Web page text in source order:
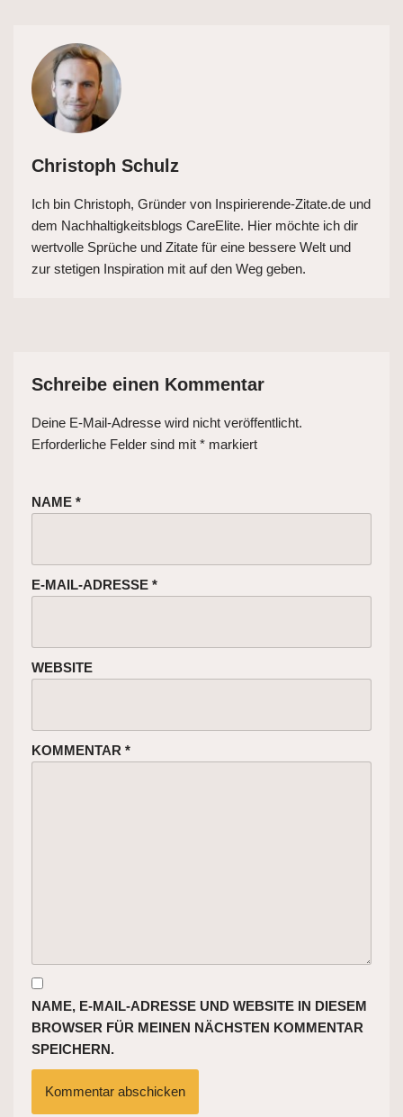
Christoph Schulz
Ich bin Christoph, Gründer von Inspirierende-Zitate.de und
dem Nachhaltigkeitsblogs CareElite. Hier möchte ich dir
wertvolle Sprüche und Zitate für eine bessere Welt und
zur stetigen Inspiration mit auf den Weg geben.
Schreibe einen Kommentar
Deine E-Mail-Adresse wird nicht veröffentlicht.
Erforderliche Felder sind mit * markiert
NAME *
E-MAIL-ADRESSE *
WEBSITE
KOMMENTAR *
NAME, E-MAIL-ADRESSE UND WEBSITE IN DIESEM
BROWSER FÜR MEINEN NÄCHSTEN KOMMENTAR
SPEICHERN.